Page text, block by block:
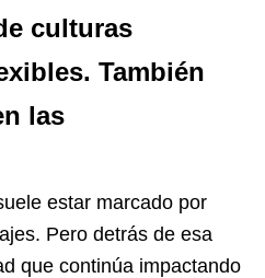
culturas
También
las
estar marcado por
Pero detrás de esa
que continúa impactando